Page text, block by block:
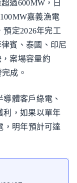
過600MW，日
嘉義漁電
定2026年完工
賓、泰國、印尼
案場容量約
成。
體客戶綠電、
利，如果以單年
，明年預計可達